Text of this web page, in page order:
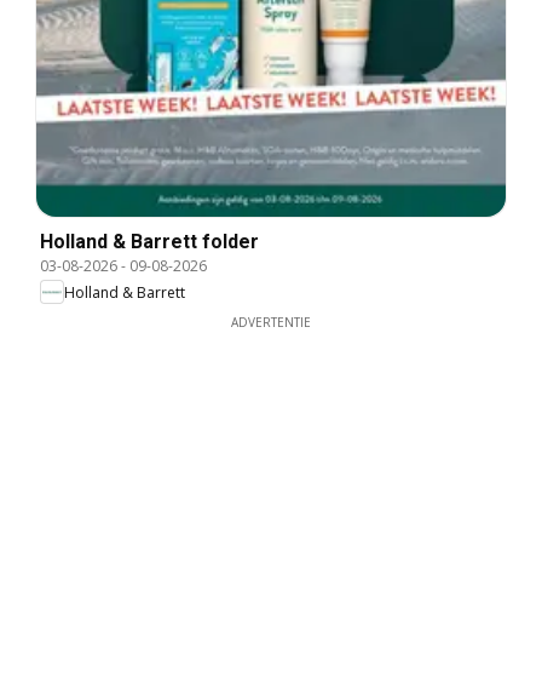
Holland & Barrett folder
03-08-2026- 09-08-2026
Holland & Barrett
ADVERTENTIE